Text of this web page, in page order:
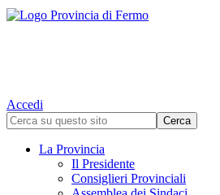
Accedi
La Provincia
Il Presidente
Consiglieri Provinciali